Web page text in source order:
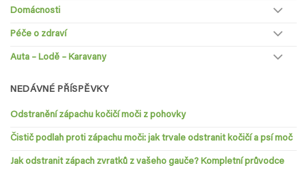
Domácnosti
Péče o zdraví
Auta – Lodě – Karavany
NEDÁVNÉ PŘÍSPĚVKY
Odstranění zápachu kočičí moči z pohovky
Čistič podlah proti zápachu moči: jak trvale odstranit kočičí a psí moč
Jak odstranit zápach zvratků z vašeho gauče? Kompletní průvodce